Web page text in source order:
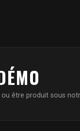
être produit sous